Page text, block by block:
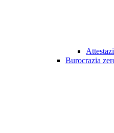
Burocrazia